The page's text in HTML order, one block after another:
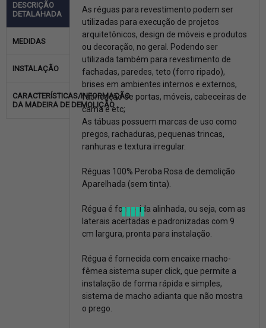
DESCRIÇÃO
DETALAHADA
MEDIDAS
INSTALAÇÃO
CARACTERÍSTICAS/INFORMAÇÃO
DA MADEIRA DE DEMOLIÇÃO
As réguas para revestimento podem ser
utilizadas para execução de projetos
arquitetônicos, design de móveis e produtos
ou decoração, no geral. Podendo ser
utilizada também para revestimento de
fachadas, paredes, teto (forro ripado),
brises em ambientes internos e externos,
fabricação de portas, móveis, cabeceiras de
cama e etc;
As tábuas possuem marcas de uso como
pregos, rachaduras, pequenas trincas,
ranhuras e textura irregular.
Réguas 100% Peroba Rosa de demolição
Aparelhada (sem tinta).
Régua é fornecida alinhada, ou seja, com as
laterais acertadas e padronizadas com 9
cm largura, pronta para instalação.
Régua é fornecida com encaixe macho-
fêmea sistema super click, que permite a
instalação de forma rápida e simples,
sistema de macho adianta que não mostra
o prego.